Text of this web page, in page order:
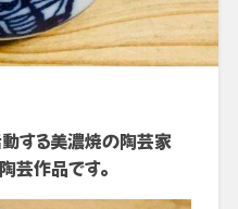
する美濃焼の陶芸家
芸作品です。